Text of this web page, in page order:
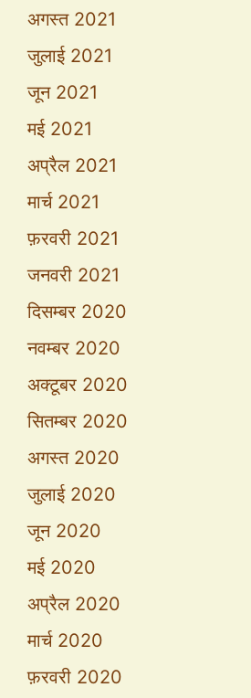
अगस्त 2021
जुलाई 2021
जून 2021
मई 2021
अप्रैल 2021
मार्च 2021
फ़रवरी 2021
जनवरी 2021
दिसम्बर 2020
नवम्बर 2020
अक्टूबर 2020
सितम्बर 2020
अगस्त 2020
जुलाई 2020
जून 2020
मई 2020
अप्रैल 2020
मार्च 2020
फ़रवरी 2020